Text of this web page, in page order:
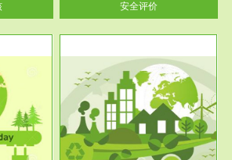
安全评价
测
污染防